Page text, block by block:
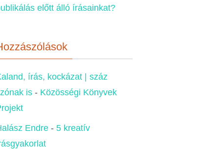
előtt álló írásainkat?
írás, kockázat | száz
is - Közösségi Könyvek
Endre - 5 kreatív